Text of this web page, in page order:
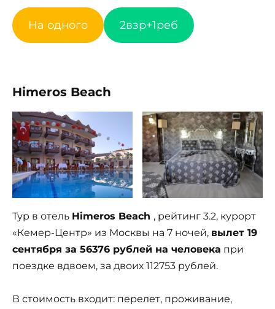
На одного 2взр+1реб
Himeros Beach
Тур в отель Himeros Beach , рейтинг 3.2, курорт
«Кемер-Центр» из Москвы на 7 ночей, вылет 19
сентября за 56376 рублей на человека при
поездке вдвоем, за двоих 112753 рублей.
В стоимость входит: перелет, проживание,